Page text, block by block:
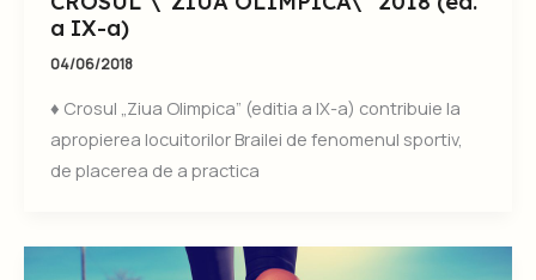
a IX-a)
04/06/2018
♦ Crosul „Ziua Olimpica” (editia a IX-a) contribuie la
apropierea locuitorilor Brailei de fenomenul sportiv,
de placerea de a practica